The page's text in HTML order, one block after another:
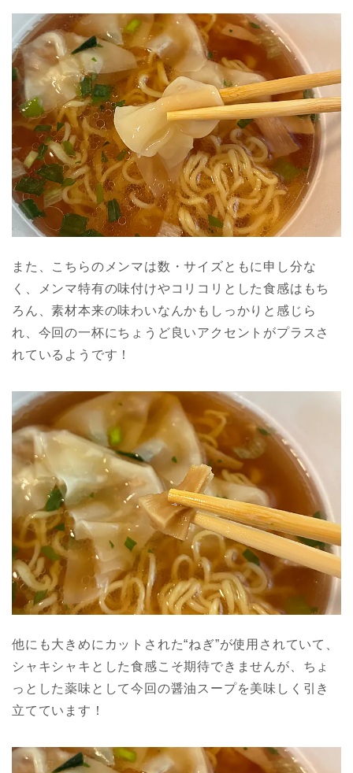
また、こちらのメンマは数・サイズともに申し分な
く、メンマ特有の味付けやコリコリとした食感はもち
ろん、素材本来の味わいなんかもしっかりと感じら
れ、今回の一杯にちょうど良いアクセントがプラスさ
れているようです！
他にも大きめにカットされた“ねぎ”が使用されていて、
シャキシャキとした食感こそ期待できませんが、ちょ
っとした薬味として今回の醤油スープを美味しく引き
立てています！